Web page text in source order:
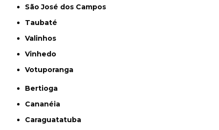
São José dos Campos
Taubaté
Valinhos
Vinhedo
Votuporanga
Bertioga
Cananéia
Caraguatatuba